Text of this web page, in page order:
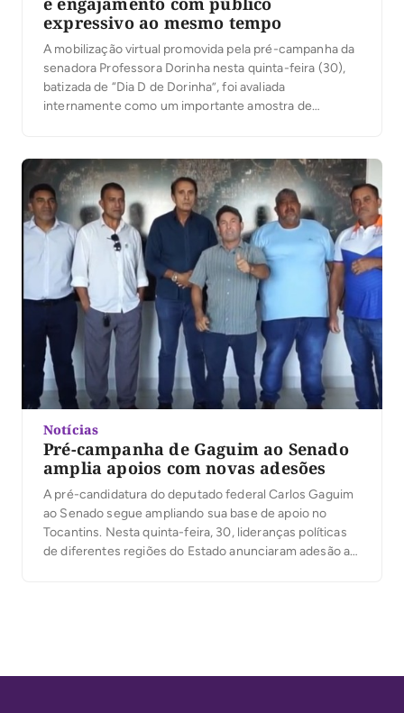
expressivo ao mesmo tempo
A mobilização virtual promovida pela pré-campanha da
senadora Professora Dorinha nesta quinta-feira (30),
batizada de “Dia D de Dorinha”, foi avaliada
internamente como um importante amostra de
marcada para o próximo dia 5 de agosto. Conforme
apurou a Gazeta junto […]
Notícias
Pré-campanha de Gaguim ao Senado
amplia apoios com novas adesões
A pré-candidatura do deputado federal Carlos Gaguim
ao Senado segue ampliando sua base de apoio no
Tocantins. Nesta quinta-feira, 30, lideranças políticas
de diferentes regiões do Estado anunciaram adesão ao